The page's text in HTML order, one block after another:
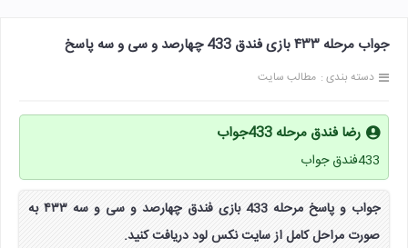
جواب مرحله ۴۳۳ بازی فندق 433 چهارصد و سی و سه پاسخ
دسته بندی : مطالب سایت
رضا فندق مرحله 433جواب
433فندق جواب
جواب و پاسخ مرحله 433 بازی فندق چهارصد و سی و سه ۴۳۳ به
صورت مراحل کامل از سایت نکس لود دریافت کنید.